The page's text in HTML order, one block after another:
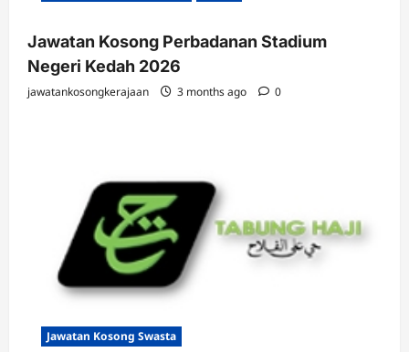
Jawatan Kosong Perbadanan Stadium
Negeri Kedah 2026
jawatankosongkerajaan 3 months ago 0
Jawatan Kosong Swasta